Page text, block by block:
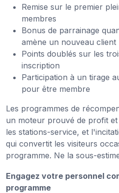
Remise sur le premier
membres
Bonus de parrainage
amène un nouveau client
Points doublés sur les
inscription
Participation à un tirage
pour être membre
Les programmes de
un moteur prouvé de profit
les stations-service, et
qui convertit les visiteurs
programme. Ne la sous-
Engagez votre personnel
programme